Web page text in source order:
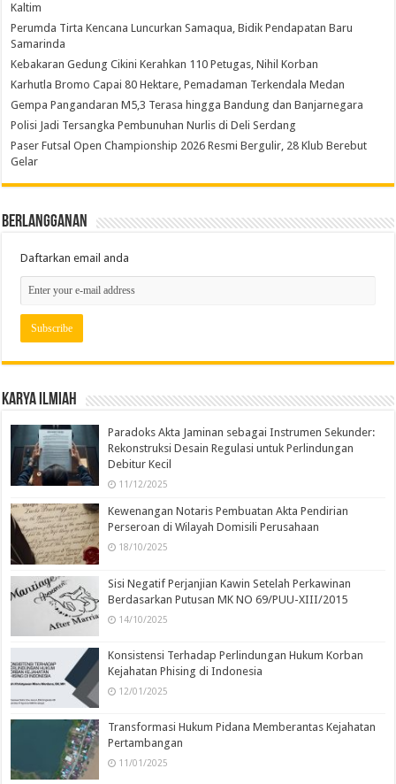
Kaltim
Perumda Tirta Kencana Luncurkan Samaqua, Bidik Pendapatan Baru
Samarinda
Kebakaran Gedung Cikini Kerahkan 110 Petugas, Nihil Korban
Karhutla Bromo Capai 80 Hektare, Pemadaman Terkendala Medan
Gempa Pangandaran M5,3 Terasa hingga Bandung dan Banjarnegara
Polisi Jadi Tersangka Pembunuhan Nurlis di Deli Serdang
Paser Futsal Open Championship 2026 Resmi Bergulir, 28 Klub Berebut
Gelar
Berlangganan
Daftarkan email anda
Karya Ilmiah
Paradoks Akta Jaminan sebagai Instrumen Sekunder:
Rekonstruksi Desain Regulasi untuk Perlindungan
Debitur Kecil
11/12/2025
Kewenangan Notaris Pembuatan Akta Pendirian
Perseroan di Wilayah Domisili Perusahaan
18/10/2025
Sisi Negatif Perjanjian Kawin Setelah Perkawinan
Berdasarkan Putusan MK NO 69/PUU-XIII/2015
14/10/2025
Konsistensi Terhadap Perlindungan Hukum Korban
Kejahatan Phising di Indonesia
12/01/2025
Transformasi Hukum Pidana Memberantas Kejahatan
Pertambangan
11/01/2025